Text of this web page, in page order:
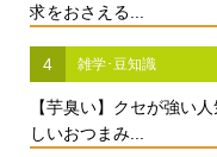
求をおさえる...
4 雑学･豆知識
【芋臭い】クセが強い
しいおつまみ...